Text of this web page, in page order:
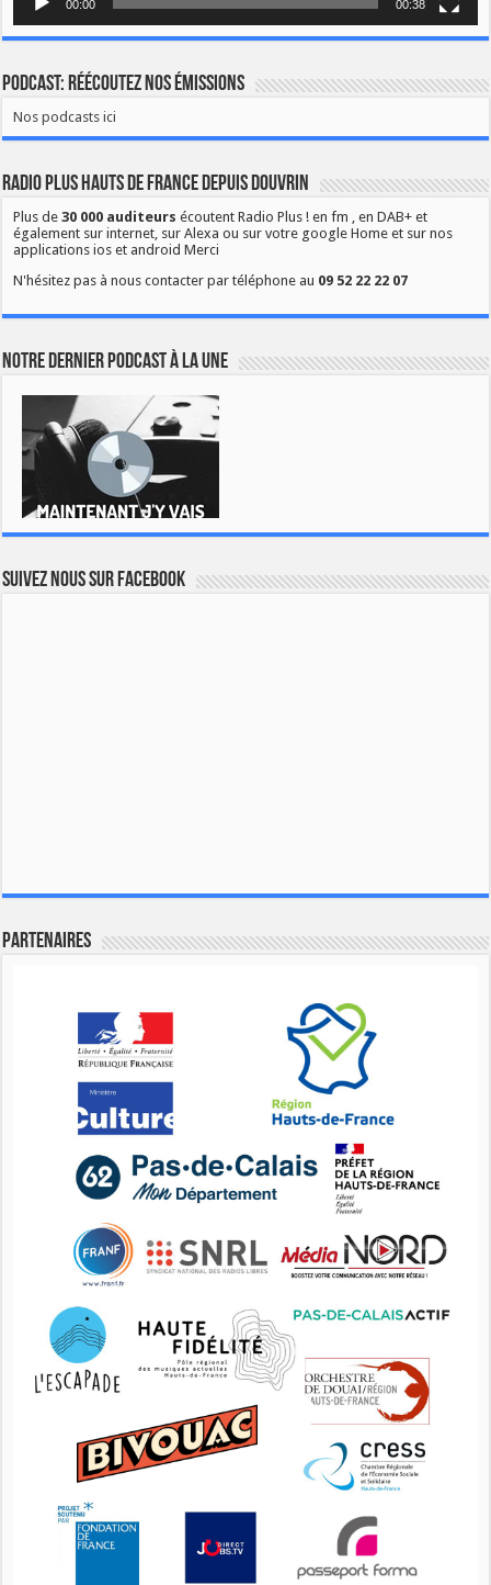
00:00 00:38
Podcast: Réécoutez nos émissions
Nos podcasts ici
Radio Plus Hauts de France depuis Douvrin
Plus de30 000 auditeurs écoutent Radio Plus ! en fm , en DAB+ et
également sur internet, sur Alexa ou sur votre google Home et sur nos
applications ios et android Merci
N'hésitez pas à nous contacter par téléphone au 09 52 22 22 07
Notre dernier podcast à la une
Suivez nous sur Facebook
Partenaires